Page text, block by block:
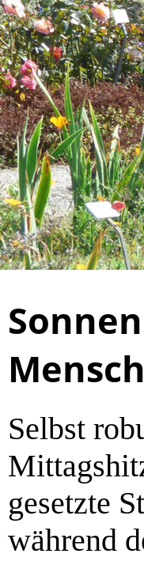
Selbst
gesetzte
während